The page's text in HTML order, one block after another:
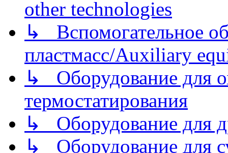
other technologies
↳ Вспомогательное
пластмасс/Auxiliary
↳ Оборудование для
термостатирования
↳ Оборудование для
↳ Оборудование для